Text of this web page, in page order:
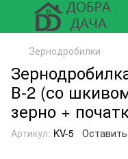
Зернодробилки
В-2 (со
зерно +
Артикул: KV-5